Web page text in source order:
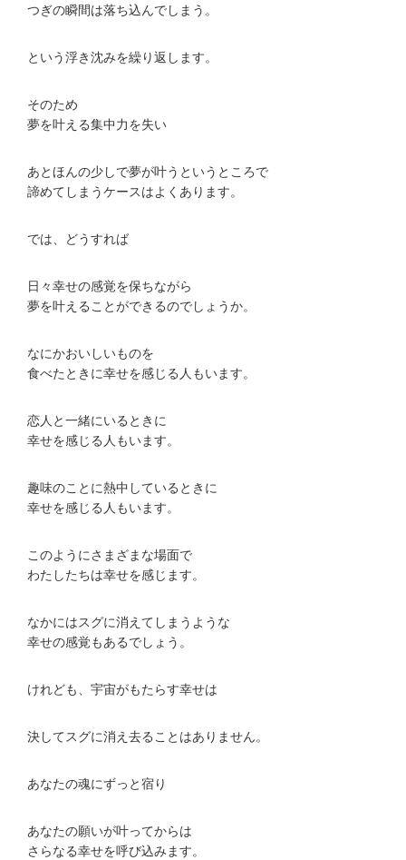
つぎの瞬間は落ち込んでしまう。
という浮き沈みを繰り返します。
そのため
夢を叶える集中力を失い
あとほんの少しで夢が叶うというところで
諦めてしまうケースはよくあります。
では、どうすれば
日々幸せの感覚を保ちながら
夢を叶えることができるのでしょうか。
なにかおいしいものを
食べたときに幸せを感じる人もいます。
恋人と一緒にいるときに
幸せを感じる人もいます。
趣味のことに熱中しているときに
幸せを感じる人もいます。
このようにさまざまな場面で
わたしたちは幸せを感じます。
なかにはスグに消えてしまうような
幸せの感覚もあるでしょう。
けれども、宇宙がもたらす幸せは
決してスグに消え去ることはありません。
あなたの魂にずっと宿り
あなたの願いが叶ってからは
さらなる幸せを呼び込みます。